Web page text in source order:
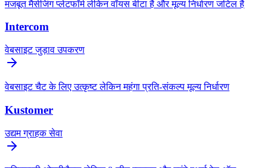
मजबूत मैसेजिंग प्लेटफॉर्म लेकिन वॉयस बीटा है और मूल्य निर्धारण जटिल है
Intercom
वेबसाइट जुड़ाव उपकरण
वेबसाइट चैट के लिए उत्कृष्ट लेकिन महंगा प्रति-संकल्प मूल्य निर्धारण
Kustomer
उद्यम ग्राहक सेवा